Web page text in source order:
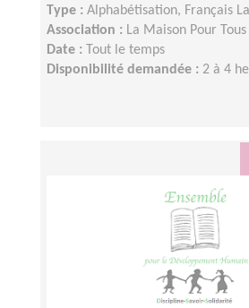
Type : Alphabétisation, Français
Association : La Maison Pour Tous
Date :
Tout le temps
Disponibilité demandée : 2 à 4